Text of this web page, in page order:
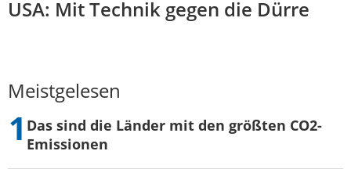
USA: Mit Technik gegen die Dürre
Meistgelesen
Das sind die Länder mit den größten CO2-
Emissionen